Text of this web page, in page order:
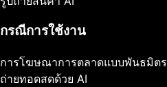
กรณีการใช้งาน
การโฆษณาการตลาดแบบพันธมิตร
ถ่ายทอดสดด้วย AI